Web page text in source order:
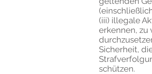
(iii) illegale
erkennen, zu
Sicherheit,
schützen.